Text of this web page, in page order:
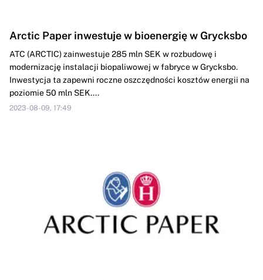
Arctic Paper inwestuje w bioenergię w Grycksbo
ATC (ARCTIC) zainwestuje 285 mln SEK w rozbudowę i
modernizację instalacji biopaliwowej w fabryce w Grycksbo.
Inwestycja ta zapewni roczne oszczędności kosztów energii na
poziomie 50 mln SEK....
2023-08-09, 17:49